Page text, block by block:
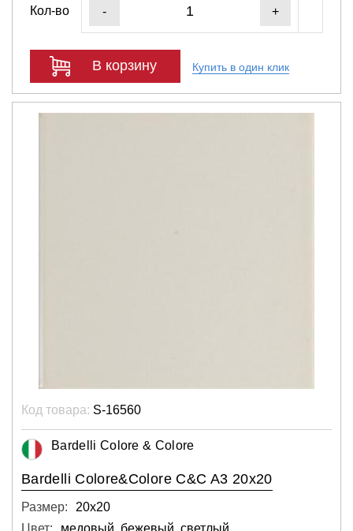
Кол-во - +
В корзину Купить в один клик
Код товара: S-16560
Bardelli Colore & Colore
Bardelli Colore&Colore C&C A3 20x20
Размер:
20х20
Цвет:
медовый, бежевый, светлый